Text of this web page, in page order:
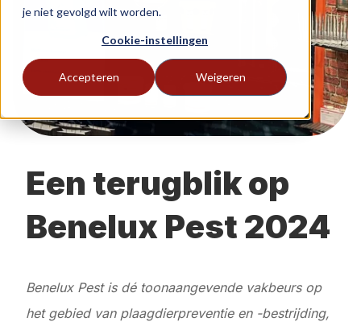
je niet gevolgd wilt worden.
Cookie-instellingen
Accepteren Weigeren
Een terugblik op
Benelux Pest 2024
Benelux Pest is dé toonaangevende vakbeurs op
het gebied van plaagdierpreventie en -bestrijding,